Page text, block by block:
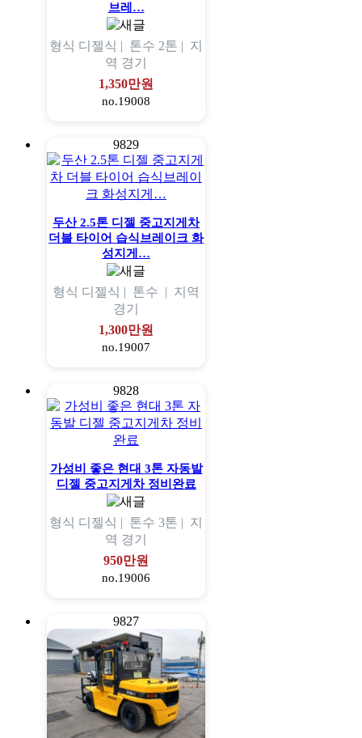
브레…
형식 디젤식 | 톤수 2톤 | 지
역 경기
1,350만원
no.19008
9829
두산 2.5톤 디젤 중고지게차
더블 타이어 습식브레이크 화
성지게…
형식 디젤식 | 톤수 | 지역
경기
1,300만원
no.19007
9828
가성비 좋은 현대 3톤 자동발
디젤 중고지게차 정비완료
형식 디젤식 | 톤수 3톤 | 지
역 경기
950만원
no.19006
9827